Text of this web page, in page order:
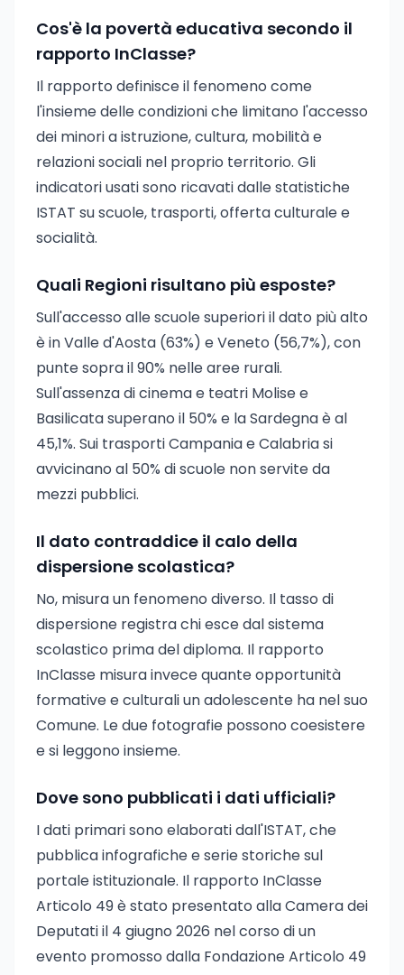
Cos'è la povertà educativa secondo il
rapporto InClasse?
Il rapporto definisce il fenomeno come
l'insieme delle condizioni che limitano l'accesso
dei minori a istruzione, cultura, mobilità e
relazioni sociali nel proprio territorio. Gli
indicatori usati sono ricavati dalle statistiche
ISTAT su scuole, trasporti, offerta culturale e
socialità.
Quali Regioni risultano più esposte?
Sull'accesso alle scuole superiori il dato più alto
è in Valle d'Aosta (63%) e Veneto (56,7%), con
punte sopra il 90% nelle aree rurali.
Sull'assenza di cinema e teatri Molise e
Basilicata superano il 50% e la Sardegna è al
45,1%. Sui trasporti Campania e Calabria si
avvicinano al 50% di scuole non servite da
mezzi pubblici.
Il dato contraddice il calo della
dispersione scolastica?
No, misura un fenomeno diverso. Il tasso di
dispersione registra chi esce dal sistema
scolastico prima del diploma. Il rapporto
InClasse misura invece quante opportunità
formative e culturali un adolescente ha nel suo
Comune. Le due fotografie possono coesistere
e si leggono insieme.
Dove sono pubblicati i dati ufficiali?
I dati primari sono elaborati dall'ISTAT, che
pubblica infografiche e serie storiche sul
portale istituzionale. Il rapporto InClasse
Articolo 49 è stato presentato alla Camera dei
Deputati il 4 giugno 2026 nel corso di un
evento promosso dalla Fondazione Articolo 49